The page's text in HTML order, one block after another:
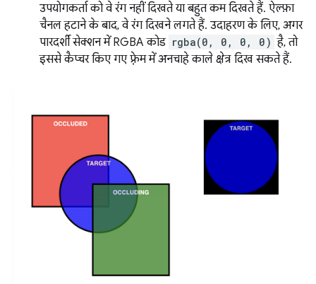
उपयोगकर्ता को वे रंग नहीं दिखते या बहुत कम दिखते हैं. ऐल्फ़ा
चैनल हटाने के बाद, वे रंग दिखने लगते हैं. उदाहरण के लिए, अगर
पारदर्शी सेक्शन में RGBA कोड rgba(0, 0, 0, 0) है, तो
इससे कैप्चर किए गए फ़्रेम में अनचाहे काले क्षेत्र दिख सकते हैं.